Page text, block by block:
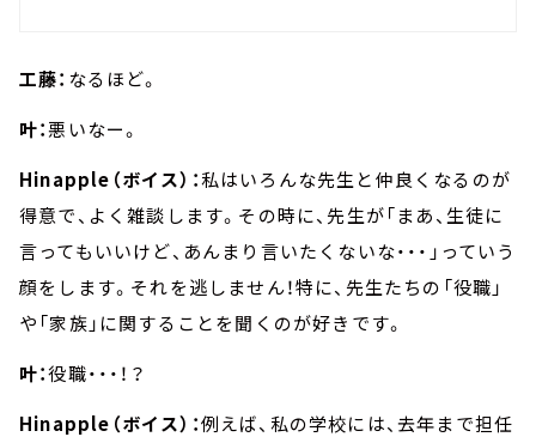
工藤： なるほど。
叶：悪いなー。
Hinapple（ボイス）：私はいろんな先生と仲良くなるのが
得意で、よく雑談します。その時に、先生が「まあ、生徒に
言ってもいいけど、あんまり言いたくないな・・・」っていう
顔をします。それを逃しません！特に、先生たちの「役職」
や「家族」に関することを聞くのが好きです。
叶：役職・・・！？
Hinapple（ボイス）：例えば、私の学校には、去年まで担任